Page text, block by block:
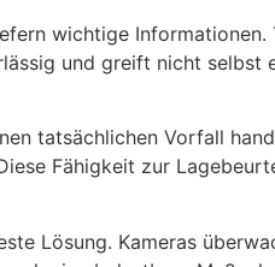
wichtige Informationen.
und greift nicht selbst
tatsächlichen Vorfall
Fähigkeit zur
Lösung. Kameras